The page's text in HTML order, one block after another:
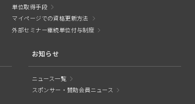
単位取得手段
マイページでの資格更新方法
外部セミナー継続単位付与制度
お知らせ
ニュース一覧
スポンサー・賛助会員ニュース